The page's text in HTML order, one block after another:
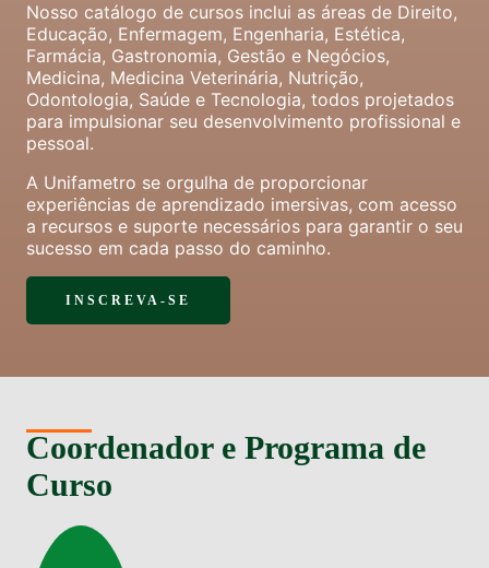
Nosso catálogo de cursos inclui as áreas de Direito,
Educação, Enfermagem, Engenharia, Estética,
Farmácia, Gastronomia, Gestão e Negócios,
Medicina, Medicina Veterinária, Nutrição,
Odontologia, Saúde e Tecnologia, todos projetados
para impulsionar seu desenvolvimento profissional e
pessoal.
A Unifametro se orgulha de proporcionar
experiências de aprendizado imersivas, com acesso
a recursos e suporte necessários para garantir o seu
sucesso em cada passo do caminho.
INSCREVA-SE
Coordenador e Programa de
Curso